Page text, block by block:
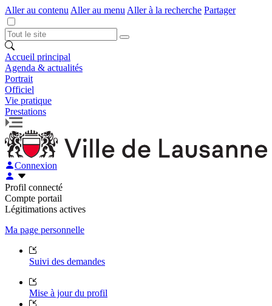
Aller au contenu Aller au menu Aller à la recherche Partager
Accueil principal
Agenda & actualités
Portrait
Officiel
Vie pratique
Prestations
Connexion
Profil connecté
Compte portail
Légitimations actives
Ma page personnelle
Suivi des demandes
Mise à jour du profil